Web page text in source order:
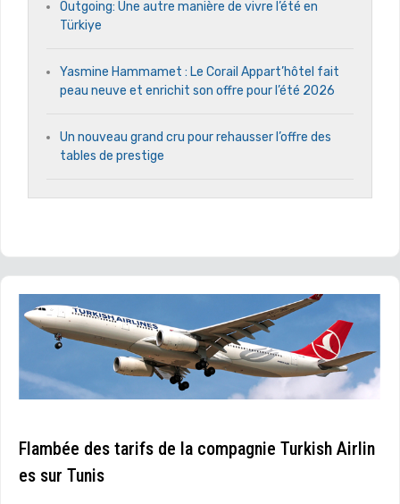
Outgoing: Une autre manière de vivre l’été en
Türkiye
Yasmine Hammamet : Le Corail Appart’hôtel fait
peau neuve et enrichit son offre pour l’été 2026
Un nouveau grand cru pour rehausser l’offre des
tables de prestige
Flambée des tarifs de la compagnie Turkish Airlin
es sur Tunis